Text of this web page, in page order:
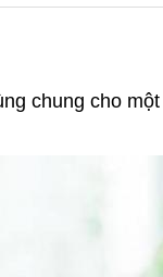
chung cho